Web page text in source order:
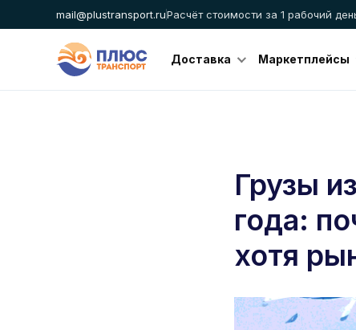
mail@plustransport.ruРасчёт стоимости за 1 рабочий
Доставка Маркетплейсы
Грузы
года:
хотя